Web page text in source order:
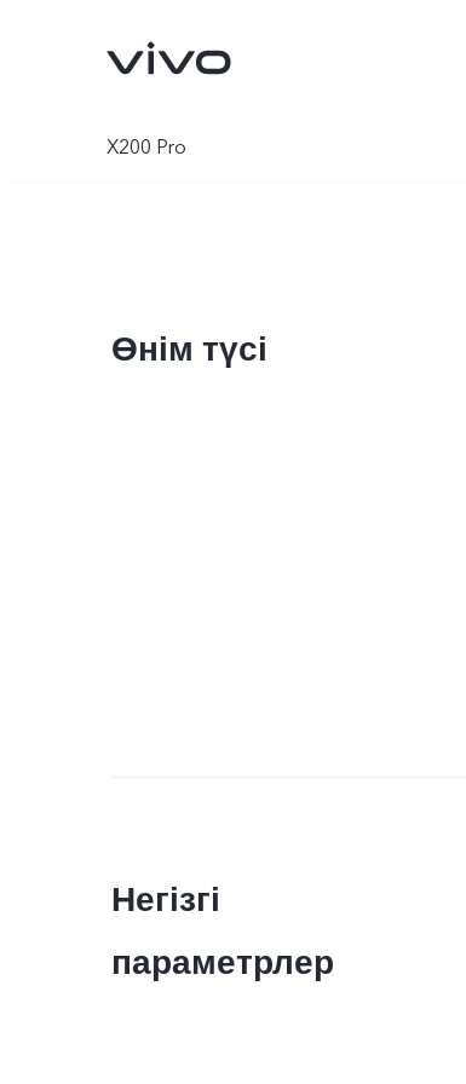
X200 Pro
Өнім түсі
Негізгі
параметрлер